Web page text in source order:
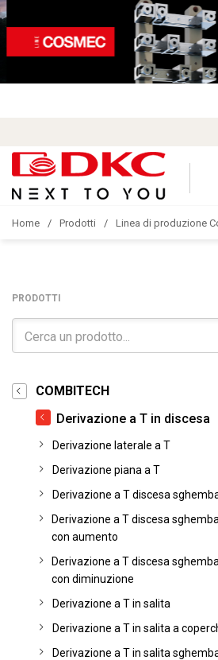
Home Prodotti Linea di produzione
PRODOTTI
COMBITECH
Derivazione a T in discesa
Derivazione laterale a T
Derivazione piana a T
Derivazione a T discesa
Derivazione a T discesa sghemba
con aumento
Derivazione a T discesa sghemba
con diminuzione
Derivazione a T in salita
Derivazione a T in salita a
Derivazione a T in salita